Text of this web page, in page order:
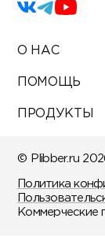
О НАС
ПОМОЩЬ
ПРОДУКТЫ
© Plibber.ru
Политика
Коммерческие